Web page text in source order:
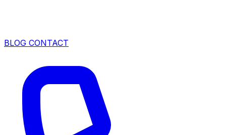
BLOG CONTACT